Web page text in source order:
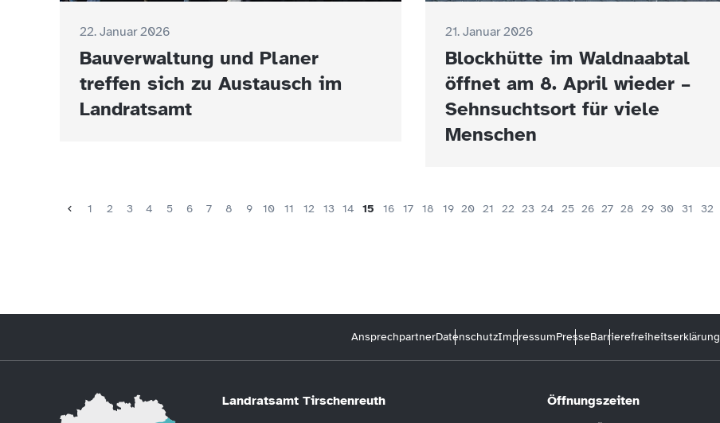
22. Januar 2026
Bauverwaltung und Planer
treffen sich zu Austausch im
Landratsamt
21. Januar 2026
Blockhütte im Waldnaabtal
öffnet am 8. April wieder –
Sehnsuchtsort für viele
Menschen
1 2 3 4 5 6 7 8 9 10 11 12 13 14 15 16 17 18 19 20 21 22 23 24 25 26 27 28 29 30 31 32
AnsprechpartnerDatenschutzImpressumPresseBarrierefreiheitserklärung
Landratsamt Tirschenreuth Öffnungszeiten